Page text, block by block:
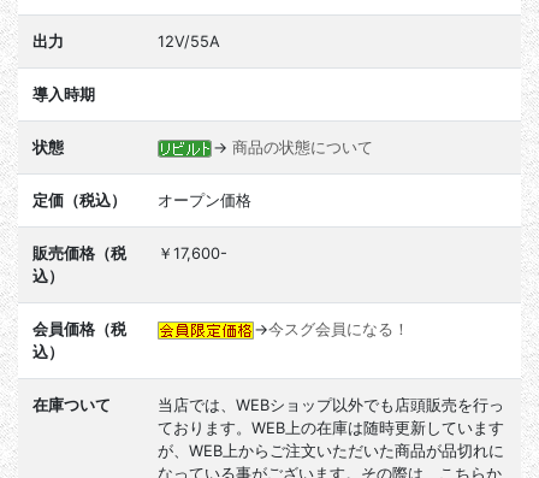
出力 12V/55A
導入時期
状態 → 商品の状態について
定価（税込） オープン価格
販売価格（税
込）
￥17,600-
会員価格（税
込）
→今スグ会員になる！
在庫ついて
当店では、WEBショップ以外でも店頭販売を行っ
ております。WEB上の在庫は随時更新しています
が、WEB上からご注文いただいた商品が品切れに
なっている事がございます。その際は、こちらか